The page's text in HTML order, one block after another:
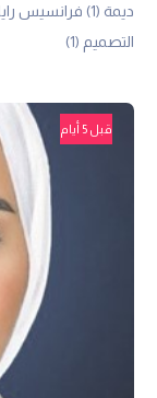
ديمة (1) فرانسيس
التصميم (1)
قبل 5 أيام